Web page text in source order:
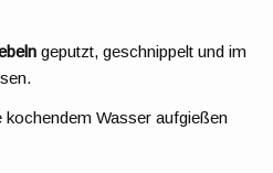
geputzt, geschnippelt und im
Wasser aufgießen